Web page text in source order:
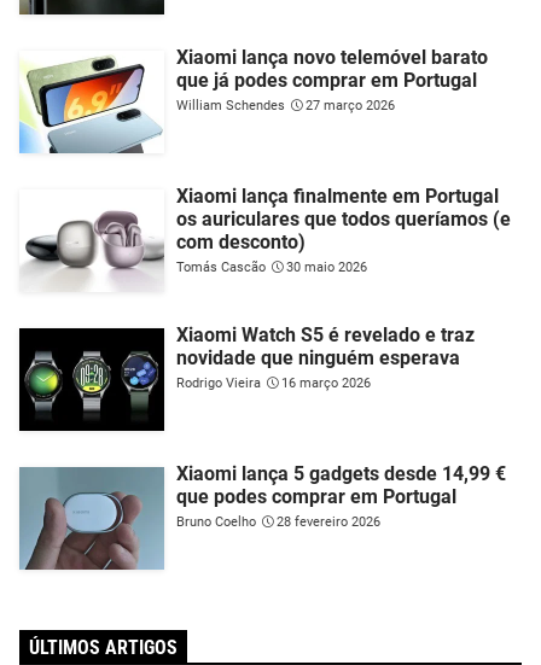
Xiaomi lança novo telemóvel barato
que já podes comprar em Portugal
William Schendes 27 março 2026
Xiaomi lança finalmente em Portugal
os auriculares que todos queríamos (e
com desconto)
Tomás Cascão 30 maio 2026
Xiaomi Watch S5 é revelado e traz
novidade que ninguém esperava
Rodrigo Vieira 16 março 2026
Xiaomi lança 5 gadgets desde 14,99 €
que podes comprar em Portugal
Bruno Coelho 28 fevereiro 2026
ÚLTIMOS ARTIGOS